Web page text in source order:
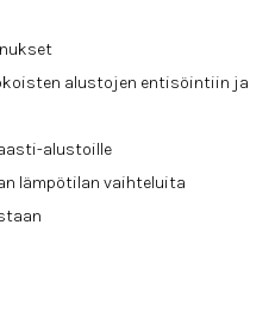
alustojen entisöintiin ja
alustoille
lämpötilan vaihteluita